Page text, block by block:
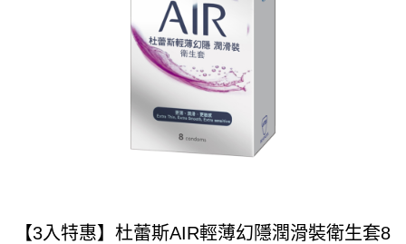
【3入特惠】杜蕾斯AIR輕薄幻隱潤滑裝衛生套8